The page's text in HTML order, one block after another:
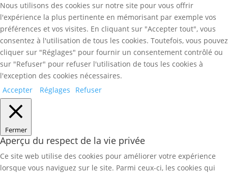
Nous utilisons des cookies sur notre site pour vous offrir
l'expérience la plus pertinente en mémorisant par exemple vos
préférences et vos visites. En cliquant sur "Accepter tout", vous
consentez à l'utilisation de tous les cookies. Toutefois, vous pouvez
cliquer sur "Réglages" pour fournir un consentement contrôlé ou
sur "Refuser" pour refuser l'utilisation de tous les cookies à
l'exception des cookies nécessaires.
Accepter
Réglages Refuser
Fermer
Aperçu du respect de la vie privée
Ce site web utilise des cookies pour améliorer votre expérience
lorsque vous naviguez sur le site. Parmi ceux-ci, les cookies qui